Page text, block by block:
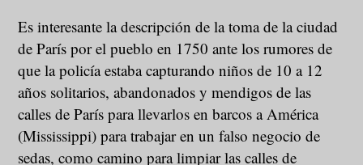
Es interesante la descripción de la toma de la ciudad
de París por el pueblo en 1750 ante los rumores de
que la policía estaba capturando niños de 10 a 12
años solitarios, abandonados y mendigos de las
calles de París para llevarlos en barcos a América
(Mississippi) para trabajar en un falso negocio de
sedas, como camino para limpiar las calles de